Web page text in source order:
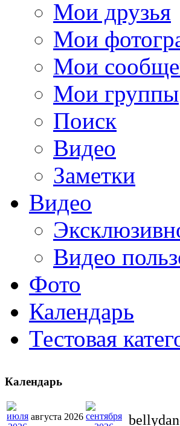
Мои друзья
Мои
Мои
Мои группы
Поиск
Видео
Заметки
Видео
Видео
Фото
Календарь
Тестовая
Календарь
августа 2026